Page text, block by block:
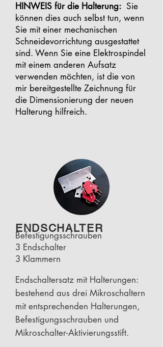
HINWEIS für die Halterung: Sie
können dies auch selbst tun, wenn
Sie mit einer mechanischen
Schneidevorrichtung ausgestattet
sind. Wenn Sie eine Elektrospindel
mit einem anderen Aufsatz
verwenden möchten, ist die von
mir bereitgestellte Zeichnung für
die Dimensionierung der neuen
Halterung hilfreich.
ENDSCHALTER
Befestigungsschrauben
3 Endschalter
3 Klammern
Endschaltersatz mit Halterungen:
bestehend aus drei Mikroschaltern
mit entsprechenden Halterungen,
Befestigungsschrauben und
Mikroschalter-Aktivierungsstift.